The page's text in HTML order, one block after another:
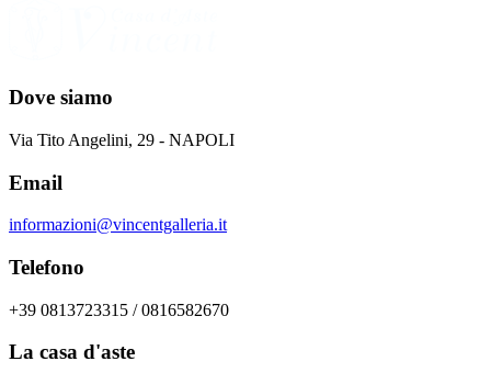
Dove siamo
Via Tito Angelini, 29 - NAPOLI
Email
informazioni@vincentgalleria.it
Telefono
+39 0813723315 / 0816582670
La casa d'aste